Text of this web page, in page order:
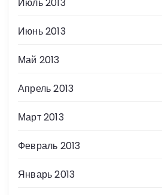
Июнь 2013
Май 2013
Апрель 2013
Март 2013
Февраль 2013
Январь 2013